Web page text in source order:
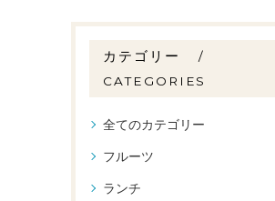
カテゴリー
CATEGORIES
全てのカテゴリー
フルーツ
ランチ